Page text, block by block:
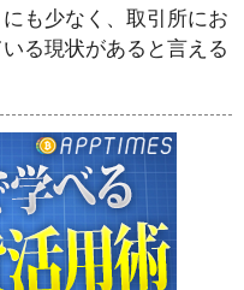
も少なく、取引所にお
る現状があると言える